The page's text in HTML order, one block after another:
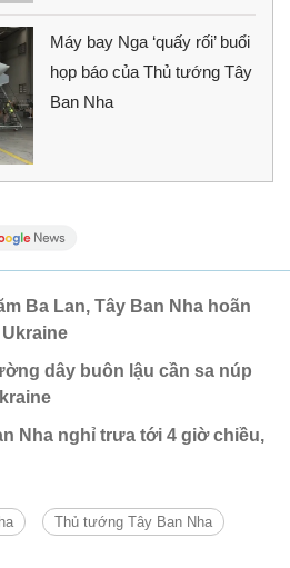
Máy bay Nga ‘quấy rối’ buổi
họp báo của Thủ tướng Tây
Ban Nha
Ba Lan, Tây Ban Nha hoãn
dây buôn lậu cần sa núp
Nha nghỉ trưa tới 4 giờ chiều,
Thủ tướng Tây Ban Nha